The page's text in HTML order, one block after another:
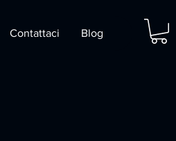
Contattaci Blog